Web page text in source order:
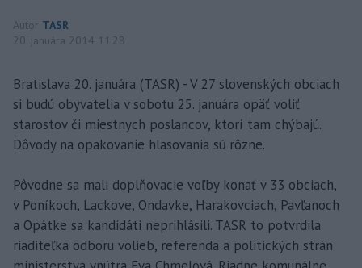
Autor TASR
20. januára 2014 11:28
Bratislava 20. januára (TASR) - V 27 slovenských obciach
si budú obyvatelia v sobotu 25. januára opäť voliť
starostov či miestnych poslancov, ktorí tam chýbajú.
Dôvody na opakovanie hlasovania sú rôzne.
Pôvodne sa mali doplňovacie voľby konať v 33 obciach,
v Poníkoch, Lackove, Ondavke, Harakovciach, Pavľanoch
a Opátke sa kandidáti neprihlásili. TASR to potvrdila
riaditeľka odboru volieb, referenda a politických strán